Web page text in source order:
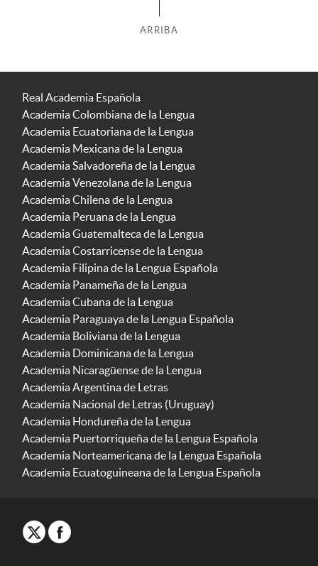
ARRIBA
Real Academia Española
Academia Colombiana de la Lengua
Academia Ecuatoriana de la Lengua
Academia Mexicana de la Lengua
Academia Salvadoreña de la Lengua
Academia Venezolana de la Lengua
Academia Chilena de la Lengua
Academia Peruana de la Lengua
Academia Guatemalteca de la Lengua
Academia Costarricense de la Lengua
Academia Filipina de la Lengua Española
Academia Panameña de la Lengua
Academia Cubana de la Lengua
Academia Paraguaya de la Lengua Española
Academia Boliviana de la Lengua
Academia Dominicana de la Lengua
Academia Nicaragüense de la Lengua
Academia Argentina de Letras
Academia Nacional de Letras (Uruguay)
Academia Hondureña de la Lengua
Academia Puertorriqueña de la Lengua Española
Academia Norteamericana de la Lengua Española
Academia Ecuatoguineana de la Lengua Española